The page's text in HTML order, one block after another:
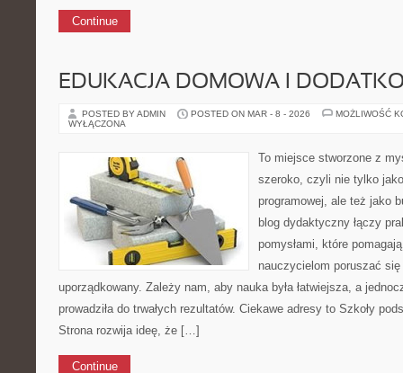
Continue
EDUKACJA DOMOWA I
POSTED BY ADMIN POSTED ON MAR - 8 - 2026
MOŻLIWOŚĆ
WYŁĄCZONA
To miejsce stworzone z
szeroko, czyli nie tylko
programowej, ale też jako
blog dydaktyczny łączy
pomysłami, które
nauczycielom poruszać
uporządkowany. Zależy nam, aby nauka była łatwiejsza, a
prowadziła do trwałych rezultatów. Ciekawe adresy to Szkoły
Strona rozwija ideę, że […]
Continue